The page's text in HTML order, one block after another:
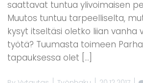
saattavat tuntua ylivoimaisen
Muutos tuntuu tarpeelliselta,
kysyt itseltäsi oletko liian vanha
työtä? Tuumasta toimeen
tapauksessa olet […]